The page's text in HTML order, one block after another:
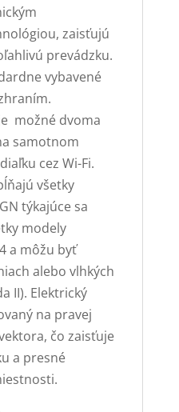
zaisťujú
prevádzku.
vybavené
možné dvoma
samotnom
cez Wi-Fi.
všetky
týkajúce sa
modely
a môžu byť
alebo vlhkých
II). Elektrický
na pravej
čo zaisťuje
a presné